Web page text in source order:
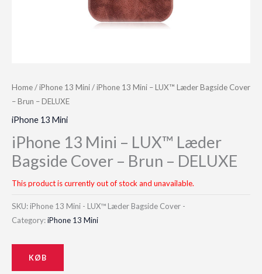
Home/iPhone 13 Mini/ iPhone 13 Mini – LUX™ Læder Bagside Cover
– Brun – DELUXE
iPhone 13 Mini
iPhone 13 Mini – LUX™ Læder
Bagside Cover – Brun – DELUXE
This product is currently out of stock and unavailable.
SKU: iPhone 13 Mini - LUX™ Læder Bagside Cover -
Category:iPhone 13 Mini
KØB